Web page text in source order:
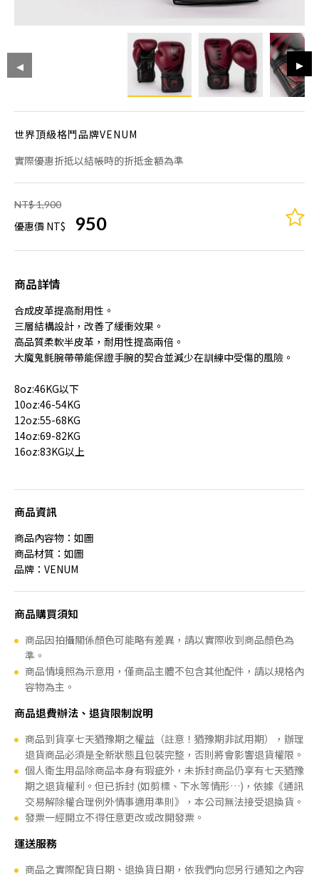
世界頂級格鬥品牌VENUM
實際優惠折抵以結帳時的折抵金額為準
NT$ 1,900
優惠價 NT$ 950
商品詳情
合成皮革提高耐用性。
三層結構設計，改善了緩衝效果。
高品質柔軟半皮革，耐用性提高兩倍。
大魔鬼氈腕帶帶能保證手腕的契合並減少在訓練中受傷的風險。
8oz:46KG以下
10oz:46-54KG
12oz:55-68KG
14oz:69-82KG
16oz:83KG以上
商品資訊
商品內容物：如圖
商品材質：如圖
品牌：VENUM
商品購買須知
商品因拍攝關係顏色可能略有差異，請以實際收到商品顏色為
準。
商品情境照為示意用，僅商品主體不包含其他配件，請以規格內
容物為主。
商品退費辦法、退貨限制說明
商品到貨享七天猶豫期之權益（註意！猶豫期非試用期），辦理
退貨商品必須是全新狀態且包裝完整，否則將會影響退貨權限。
個人衛生用品除商品本身有瑕疵外，未拆封商品仍享有七天猶豫
期之退貨權利。但已拆封 (如剪標、下水等情形…)，依據《通訊
交易解除權合理例外情事適用準則》，本公司無法接受退換貨。
發票一經開立不得任意更改或改開發票。
運送服務
商品之實際配貨日期、退換貨日期，依我們向您另行通知之內容